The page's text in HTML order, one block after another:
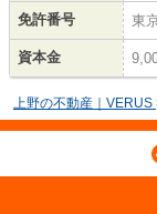
免許番号 東
資本金
上野の不動産｜VERUS